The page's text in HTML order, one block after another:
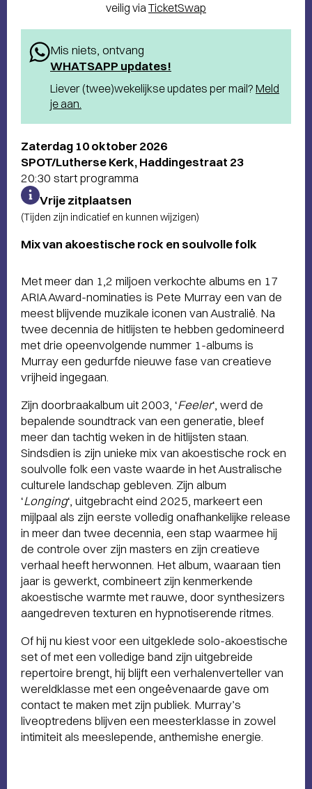
Zaterdag 10 oktober 2026
SPOT/Lutherse Kerk, Haddingestraat 23
20:30 start programma
Vrije zitplaatsen
(Tijden zijn indicatief en kunnen wijzigen)
Mix van akoestische rock en soulvolle folk
Met meer dan 1,2 miljoen verkochte albums en 17
ARIA Award-nominaties is Pete Murray een van de
meest blijvende muzikale iconen van Australië. Na
twee decennia de hitlijsten te hebben gedomineerd
met drie opeenvolgende nummer 1-albums is
Murray een gedurfde nieuwe fase van creatieve
vrijheid ingegaan.
Zijn doorbraakalbum uit 2003, ‘Feeler‘, werd de
bepalende soundtrack van een generatie, bleef
meer dan tachtig weken in de hitlijsten staan.
Sindsdien is zijn unieke mix van akoestische rock en
soulvolle folk een vaste waarde in het Australische
culturele landschap gebleven. Zijn album
‘Longing‘, uitgebracht eind 2025, markeert een
mijlpaal als zijn eerste volledig onafhankelijke release
in meer dan twee decennia, een stap waarmee hij
de controle over zijn masters en zijn creatieve
verhaal heeft herwonnen. Het album, waaraan tien
jaar is gewerkt, combineert zijn kenmerkende
akoestische warmte met rauwe, door synthesizers
aangedreven texturen en hypnotiserende ritmes.
Of hij nu kiest voor een uitgeklede solo-akoestische
set of met een volledige band zijn uitgebreide
repertoire brengt, hij blijft een verhalenverteller van
wereldklasse met een ongeëvenaarde gave om
contact te maken met zijn publiek. Murray’s
liveoptredens blijven een meesterklasse in zowel
intimiteit als meeslepende, anthemishe energie.
veilig viaTicketSwap
Mis niets, ontvang
WHATSAPP updates!
Liever (twee)wekelijkse updates per mail? Meld
je aan.